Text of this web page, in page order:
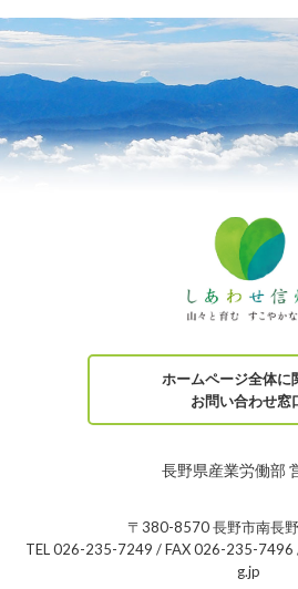
ホームページ全体に
お問い合わせ窓
長野県産業労働部
〒380-8570 長野市南長
TEL 026-235-7249 / FAX 026-235-7496
g.jp